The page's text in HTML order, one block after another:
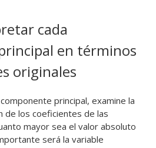
cada
en términos
originales
principal, examine la
de los coeficientes de las
mayor sea el valor absoluto
será la variable